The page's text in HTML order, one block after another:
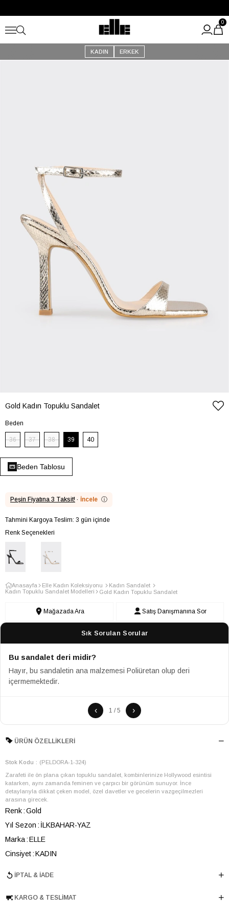
Kargo Ücretsiz!
KADIN ERKEK
0
Gold Kadın Topuklu Sandalet
Beden
36 37 38 39 40
Beden Tablosu
Peşin Fiyatına 3 Taksit! · İncele ⓘ
Tahmini Kargoya Teslim: 3 gün içinde
Renk Seçenekleri
Anasayfa Elle Kadın Koleksiyonu
Kadın Sandalet
Kadın Topuklu Sandalet Modelleri
Gold Kadın Topuklu Sandalet
Mağazada Ara Satış Danışmanına Sor
Sık Sorulan Sorular
Bu sandalet deri midir?
Hayır, bu sandaletin ana malzemesi Poliüretan olup deri
içermemektedir.
‹ 1 / 5 ›
ÜRÜN ÖZELLIKLERI
Stok Kodu (PELDORA-1-324)
Zarafeti ile ön plana çıkan topuklu sandalet, kombinlerinize Hollywood esintisi
katarken, aynı zamanda feminen ve çarpıcı bir görünüm sunuyor. İnce
detaylarıyla dikkat çeken model, özel davetler ve gecelerin vazgeçilmezleri
arasına girecek.
Renk Gold
Yıl Sezon
İLKBAHAR-YAZ
Marka ELLE
Cinsiyet KADIN
Topuk Boyu 11 cm
İPTAL & İADE
KARGO & TESLIMAT